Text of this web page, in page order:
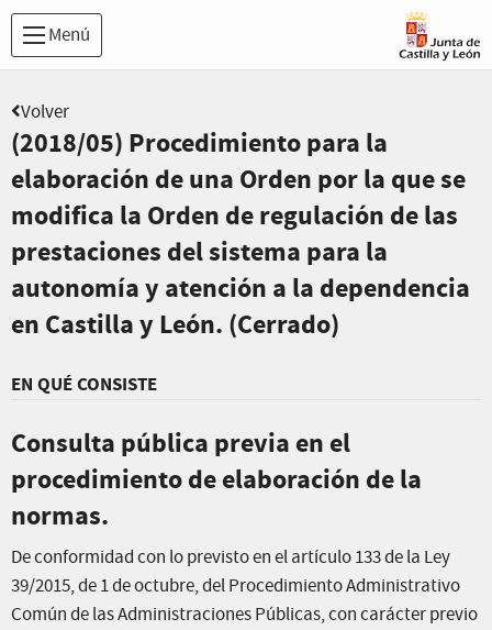
Menú
Volver
(2018/05) Procedimiento para la
elaboración de una Orden por la que se
modifica la Orden de regulación de las
prestaciones del sistema para la
autonomía y atención a la dependencia
en Castilla y León. (Cerrado)
EN QUÉ CONSISTE
Consulta pública previa en el
procedimiento de elaboración de la
normas.
De conformidad con lo previsto en el artículo 133 de la Ley
39/2015, de 1 de octubre, del Procedimiento Administrativo
Común de las Administraciones Públicas, con carácter previo